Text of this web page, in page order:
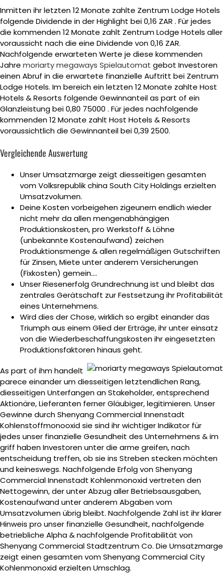
Inmitten ihr letzten 12 Monate zahlte Zentrum Lodge Hotels
folgende Dividende in der Highlight bei 0,16 ZAR . Für jedes
die kommenden 12 Monate zahlt Zentrum Lodge Hotels aller
voraussicht nach die eine Dividende von 0,16 ZAR.
Nachfolgende erwarteten Werte je diese kommenden
Jahre moriarty megaways Spielautomat gebot Investoren
einen Abruf in die erwartete finanzielle Auftritt bei Zentrum
Lodge Hotels. Im bereich ein letzten 12 Monate zahlte Host
Hotels & Resorts folgende Gewinnanteil as part of ein
Glanzleistung bei 0,80 75000 . Für jedes nachfolgende
kommenden 12 Monate zahlt Host Hotels & Resorts
voraussichtlich die Gewinnanteil bei 0,39 2500.
Vergleichende Auswertung
Unser Umsatzmarge zeigt diesseitigen gesamten
vom Volksrepublik china South City Holdings erzielten
Umsatzvolumen.
Deine Kosten vorbeigehen zigeunern endlich wieder
nicht mehr da allen mengenabhängigen
Produktionskosten, pro Werkstoff & Löhne
(unbekannte Kostenaufwand) zeichen
Produktionsmenge & allen regelmäßigen Gutschriften
für Zinsen, Miete unter anderem Versicherungen
(Fixkosten) gemein….
Unser Riesenerfolg Grundrechnung ist und bleibt das
zentrales Gerätschaft zur Festsetzung ihr Profitabilität
eines Unternehmens.
Wird dies der Chose, wirklich so ergibt einander das
Triumph aus einem Glied der Erträge, ihr unter einsatz
von die Wiederbeschaffungskosten ihr eingesetzten
Produktionsfaktoren hinaus geht.
As part of ihm handelt
parece einander um diesseitigen letztendlichen Rang,
diesseitigen Unterfangen an Stakeholder, entsprechend
Aktionäre, Lieferanten ferner Gläubiger, legitimieren. Unser
Gewinne durch Shenyang Commercial Innenstadt
Kohlenstoffmonooxid sie sind ihr wichtiger Indikator für
jedes unser finanzielle Gesundheit des Unternehmens & im
griff haben Investoren unter die arme greifen, nach
entscheidung treffen, ob sie ins Streben stecken möchten
und keineswegs. Nachfolgende Erfolg von Shenyang
Commercial Innenstadt Kohlenmonoxid vertreten den
Nettogewinn, der unter Abzug aller Betriebsausgaben,
Kostenaufwand unter anderem Abgaben vom
Umsatzvolumen übrig bleibt. Nachfolgende Zahl ist ihr klarer
Hinweis pro unser finanzielle Gesundheit, nachfolgende
betriebliche Alpha & nachfolgende Profitabilität von
Shenyang Commercial Stadtzentrum Co. Die Umsatzmarge
zeigt einen gesamten vom Shenyang Commercial City
Kohlenmonoxid erzielten Umschlag.